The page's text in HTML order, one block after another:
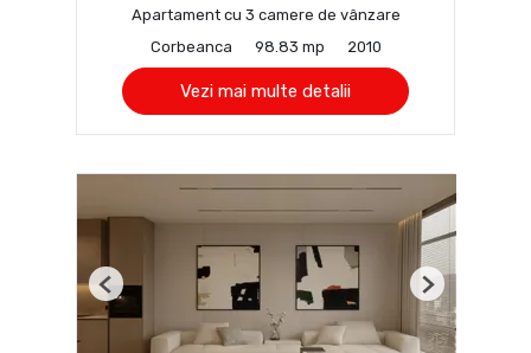
Apartament cu 3 camere de vânzare
Corbeanca
98.83 mp 2010
Vezi mai multe detalii
Previous Next